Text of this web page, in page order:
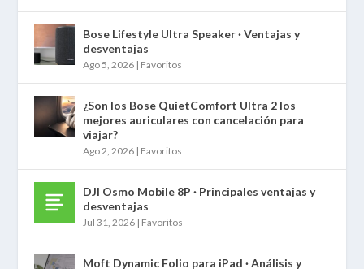
Bose Lifestyle Ultra Speaker · Ventajas y
desventajas
Ago 5, 2026 | Favoritos
¿Son los Bose QuietComfort Ultra 2 los
mejores auriculares con cancelación para
viajar?
Ago 2, 2026 | Favoritos
DJI Osmo Mobile 8P · Principales ventajas y
desventajas
Jul 31, 2026 | Favoritos
Moft Dynamic Folio para iPad · Análisis y